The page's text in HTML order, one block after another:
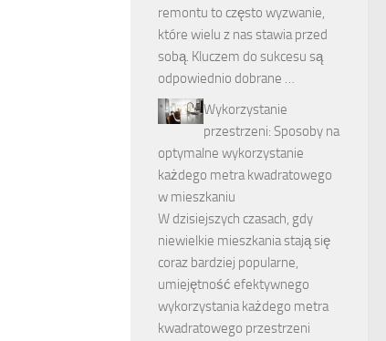
remontu to często wyzwanie,
które wielu z nas stawia przed
sobą. Kluczem do sukcesu są
odpowiednio dobrane …
Wykorzystanie
przestrzeni: Sposoby na
optymalne wykorzystanie
każdego metra kwadratowego
w mieszkaniu
W dzisiejszych czasach, gdy
niewielkie mieszkania stają się
coraz bardziej popularne,
umiejętność efektywnego
wykorzystania każdego metra
kwadratowego przestrzeni